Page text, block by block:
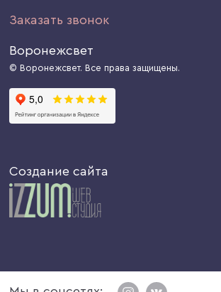
Заказать звонок
Воронежсвет
© Воронежсвет. Все права защищены.
Создание сайта